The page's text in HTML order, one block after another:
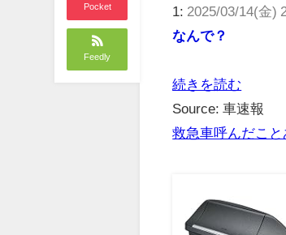
Pocket
Feedly
1: 2025/03/14(金)
なんで？
続きを読む
Source: 車速報
救急車呼んだこと